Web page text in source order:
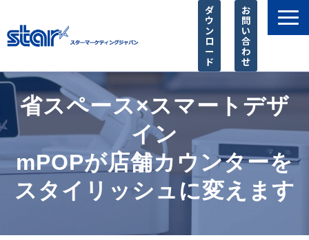
ダ
ウ
ン
ロ
ー
ド
お
問
い
合
わ
せ
店舗様に選ばれる理由
SIer様 支援サービス
導入事例
お知らせ
よくあるご質問
省スペース×スマートデザ
イン
mPOPが店舗カウンターを
スタイリッシュに変えます